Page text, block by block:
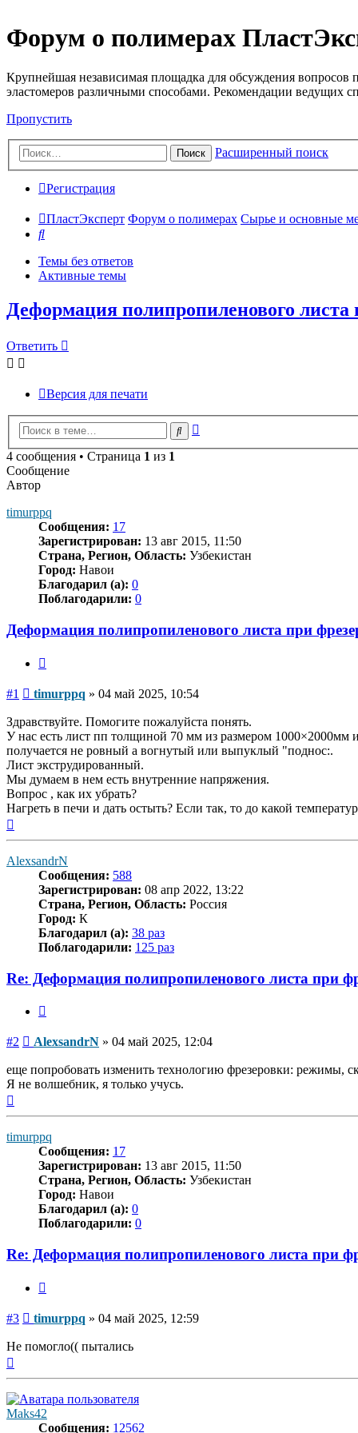
Форум о полимерах
Крупнейшая независимая площадка для обсуждения вопросов
эластомеров различными способами. Рекомендации ведущих
Пропустить
Поиск Расширенный поиск
Регистрация
ПластЭксперт Форум о полимерах Сырье и основные
Поиск
Темы без ответов
Активные темы
Деформация полипропиленового листа
Ответить
Версия для печати
Поиск
4 сообщения • Страница 1 из 1
Сообщение
Автор
timurppq
Сообщения: 17
Зарегистрирован: 13 авг 2015, 11:50
Страна, Регион, Область: Узбекистан
Город: Навои
Благодарил (а): 0
Поблагодарили: 0
Деформация полипропиленового листа при
#1 Сообщение
timurppq » 04 май 2025, 10:54
Здравствуйте. Помогите пожалуйста понять.
У нас есть лист пп толщиной 70 мм из размером 1000×2000мм
получается не ровный а вогнутый или выпуклый "поднос:.
Лист экструдированный.
Мы думаем в нем есть внутренние напряжения.
Вопрос , как их убрать?
Нагреть в печи и дать остыть? Если так, то до какой
AlexsandrN
Сообщения: 588
Зарегистрирован: 08 апр 2022, 13:22
Страна, Регион, Область: Россия
Город: К
Благодарил (а): 38 раз
Поблагодарили: 125 раз
Re: Деформация полипропиленового листа при
#2 Сообщение
AlexsandrN » 04 май 2025, 12:04
еще попробовать изменить технологию фрезеровки: режимы,
Я не волшебник, я только учусь.
timurppq
Сообщения: 17
Зарегистрирован: 13 авг 2015, 11:50
Страна, Регион, Область: Узбекистан
Город: Навои
Благодарил (а): 0
Поблагодарили: 0
Re: Деформация полипропиленового листа при
#3 Сообщение
timurppq » 04 май 2025, 12:59
Не помогло(( пытались
Maks42
Сообщения: 12562